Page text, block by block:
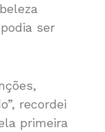
ser
recordei
primeira